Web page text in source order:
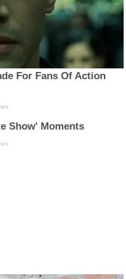
For Fans Of Action
Show' Moments